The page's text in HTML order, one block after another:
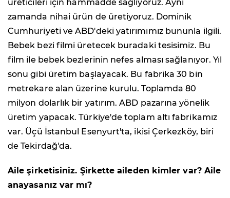
üreticileri için hammadde sağlıyoruz. Aynı
zamanda nihai ürün de üretiyoruz. Dominik
Cumhuriyeti ve ABD'deki yatırımımız bununla ilgili.
Bebek bezi filmi üretecek buradaki tesisimiz. Bu
film ile bebek bezlerinin nefes alması sağlanıyor. Yıl
sonu gibi üretim başlayacak. Bu fabrika 30 bin
metrekare alan üzerine kurulu. Toplamda 80
milyon dolarlık bir yatırım. ABD pazarına yönelik
üretim yapacak. Türkiye'de toplam altı fabrikamız
var. Üçü İstanbul Esenyurt'ta, ikisi Çerkezköy, biri
de Tekirdağ'da.
Aile şirketisiniz. Şirkette aileden kimler var? Aile
anayasanız var mı?